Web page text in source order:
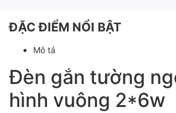
ĐẶC ĐIỂM NỔI BẬT
Mô tả
Đèn gắn tường
hình vuông 2*6w